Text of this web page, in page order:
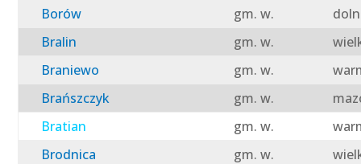
Borów
gm. w.
Bralin
gm. w.
Braniewo
gm. w.
Brańszczyk
gm. w.
Bratian
gm. w.
Brodnica
gm. w.